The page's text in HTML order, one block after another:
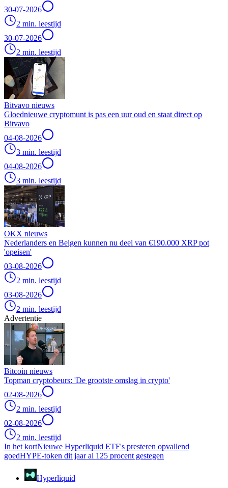
30-07-2026
2 min. leestijd
30-07-2026
2 min. leestijd
Bitvavo nieuws
Gloednieuwe cryptomunt is pas een uur oud en staat direct op
Bitvavo
04-08-2026
3 min. leestijd
04-08-2026
3 min. leestijd
OKX nieuws
Nederlanders en Belgen kunnen nu deel van €190.000 XRP pot
'opeisen'
03-08-2026
2 min. leestijd
03-08-2026
2 min. leestijd
Advertentie
Bitcoin nieuws
Topman cryptobeurs: 'De grootste omslag in crypto'
02-08-2026
2 min. leestijd
02-08-2026
2 min. leestijd
In het kortNieuwe Hyperliquid ETF's presteren opvallend
goedHYPE-token dit jaar al 125 procent gestegen
Hyperliquid